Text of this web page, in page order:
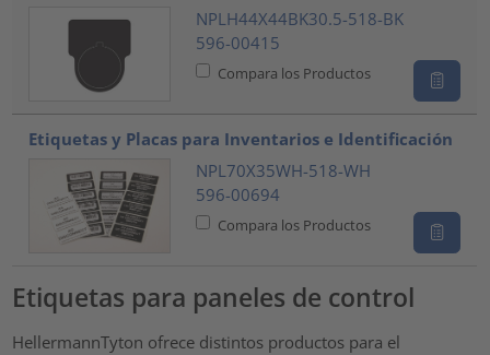
NPLH44X44BK30.5-518-BK
596-00415
Compara los Productos
Etiquetas y Placas para Inventarios e Identificación
NPL70X35WH-518-WH
596-00694
Compara los Productos
Etiquetas para paneles de control
HellermannTyton ofrece distintos productos para el